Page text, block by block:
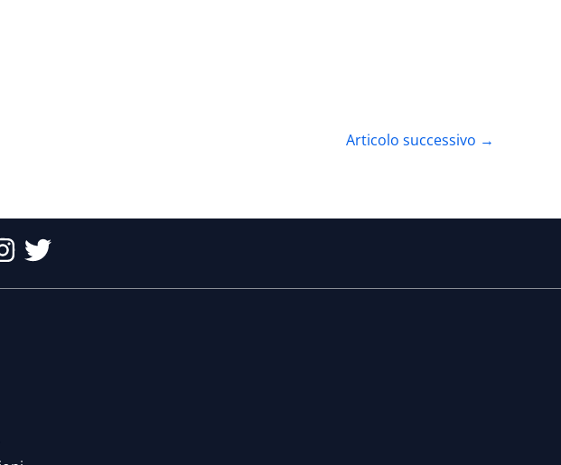
Articolo successivo →